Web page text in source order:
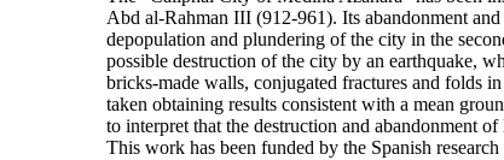
Abd al-Rahman III (912-961). Its abandonment
depopulation and plundering of the city in the
possible destruction of the city by an earthquake,
bricks-made walls, conjugated fractures and folds
taken obtaining results consistent with a mean
to interpret that the destruction and abandonment
This work has been funded by the Spanish